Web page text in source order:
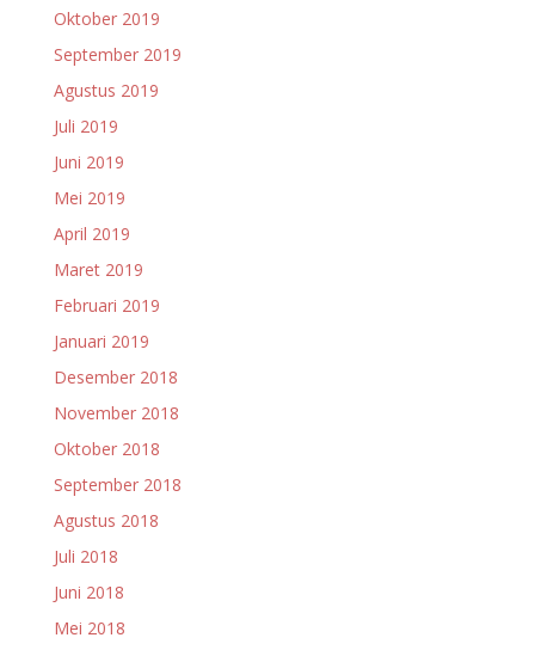
Oktober 2019
September 2019
Agustus 2019
Juli 2019
Juni 2019
Mei 2019
April 2019
Maret 2019
Februari 2019
Januari 2019
Desember 2018
November 2018
Oktober 2018
September 2018
Agustus 2018
Juli 2018
Juni 2018
Mei 2018